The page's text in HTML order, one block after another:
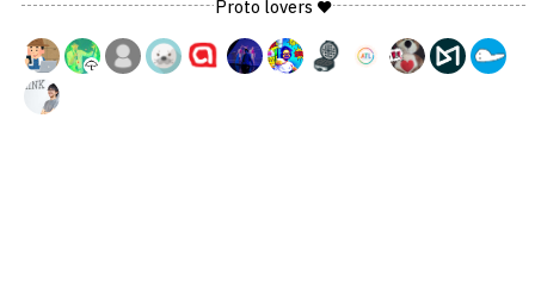
Proto lovers ♥